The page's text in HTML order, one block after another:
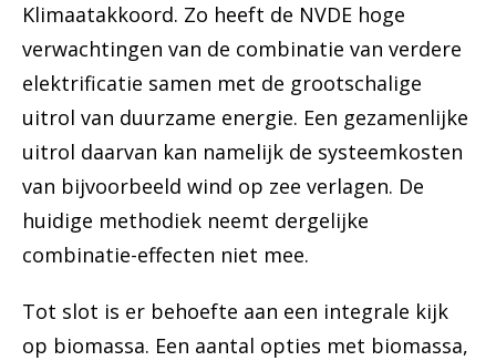
Klimaatakkoord. Zo heeft de NVDE hoge
verwachtingen van de combinatie van verdere
elektrificatie samen met de grootschalige
uitrol van duurzame energie. Een gezamenlijke
uitrol daarvan kan namelijk de systeemkosten
van bijvoorbeeld wind op zee verlagen. De
huidige methodiek neemt dergelijke
combinatie-effecten niet mee.
Tot slot is er behoefte aan een integrale kijk
op biomassa. Een aantal opties met biomassa,